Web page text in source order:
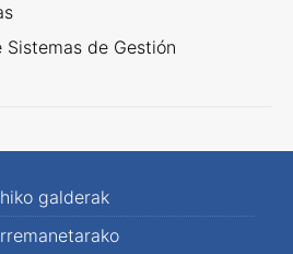
de Gestión
galderak